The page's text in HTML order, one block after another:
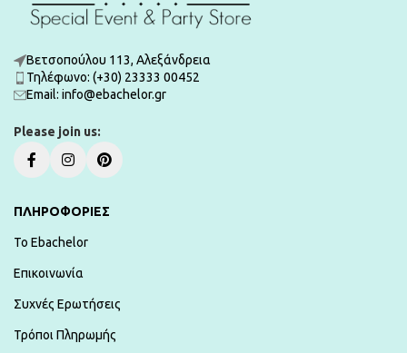
Βετσοπούλου 113, Αλεξάνδρεια
Τηλέφωνο: (+30) 23333 00452
Εmail: info@ebachelor.gr
Please join us:
ΠΛΗΡΟΦΟΡΙΕΣ
To Ebachelor
Επικοινωνία
Συχνές Ερωτήσεις
Τρόποι Πληρωμής